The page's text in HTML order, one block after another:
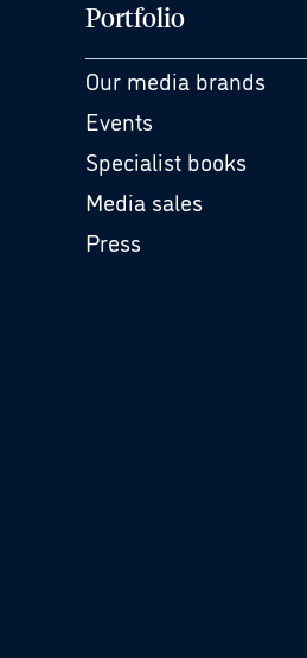
Portfolio
Our media brands
Events
Specialist books
Media sales
Press